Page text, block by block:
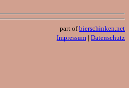
part ofbierschinken.net
Impressum | Datenschutz